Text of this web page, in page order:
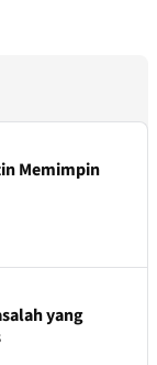
Memimpin
yang